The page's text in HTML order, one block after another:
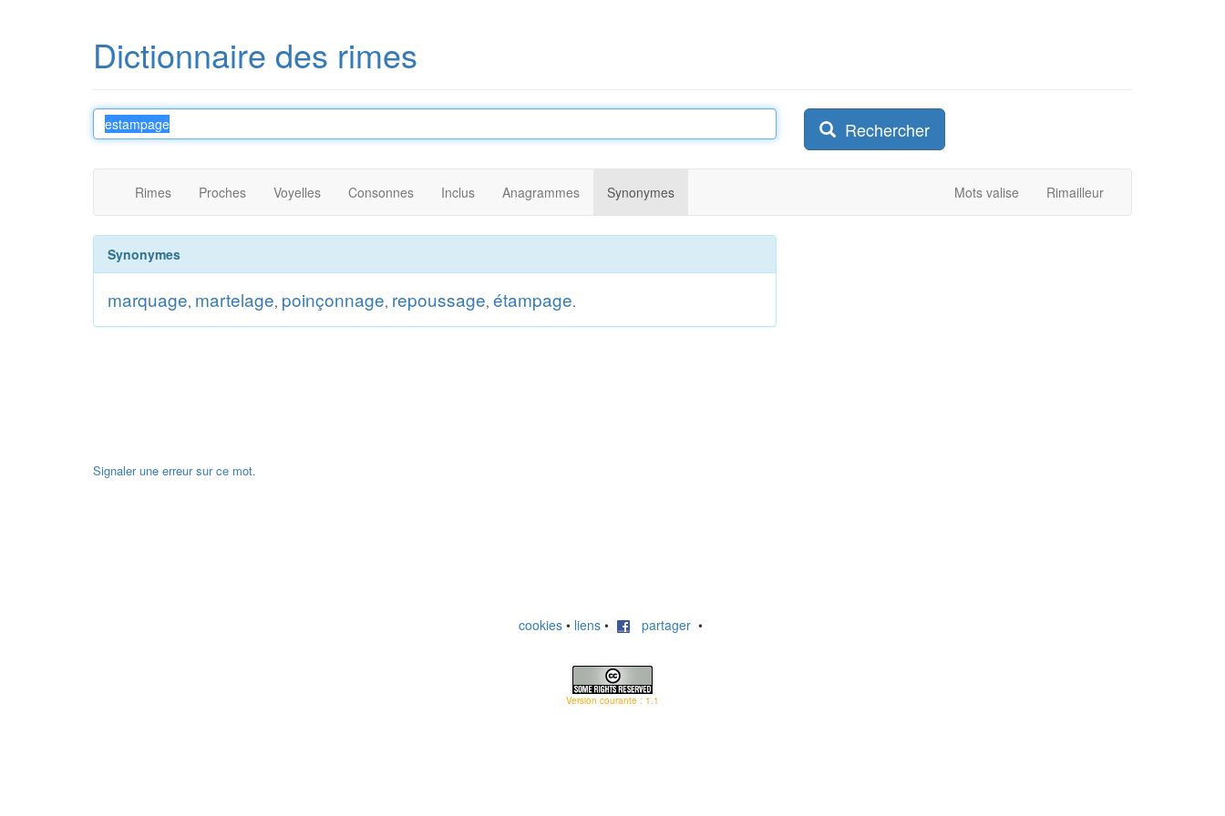
Dictionnaire des rimes
Rechercher
Rimes Proches Voyelles Consonnes Inclus Anagrammes Synonymes Mots valise Rimailleur
Synonymes
marquage, martelage, poinçonnage, repoussage, étampage.
Signaler une erreur sur ce mot.
cookies • liens • partager •
Version courante : 1.1